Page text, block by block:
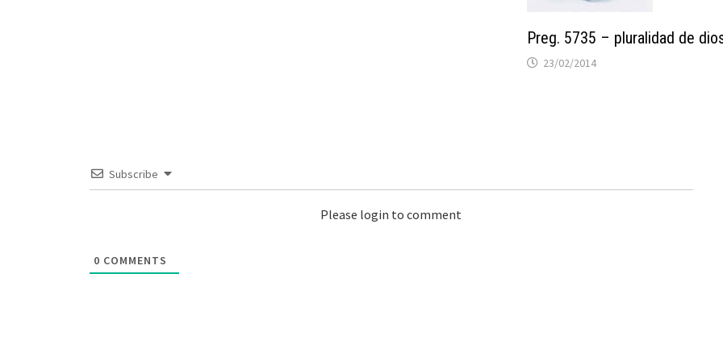
Preg. 5735 – pluralidad de
23/02/2014
Subscribe
Please login to comment
0 COMMENTS